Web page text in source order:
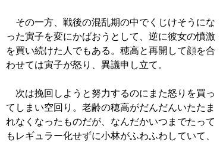
その一方、戦後の混乱期の中でくじけそうにな
った寅子を変にかばおうとして、逆に彼女の憤激
を買い続けた人でもある。穂高と再開して顔を合
わせては寅子が怒り、異議申し立て。
次は挽回しようと努力するのにまた怒りを買っ
てしまい空回り。老齢の穂高がだんだんいたたま
れなくなったものだが、なんだかいつまでたって
もレギュラー化せずに小林がふわふわしていて、